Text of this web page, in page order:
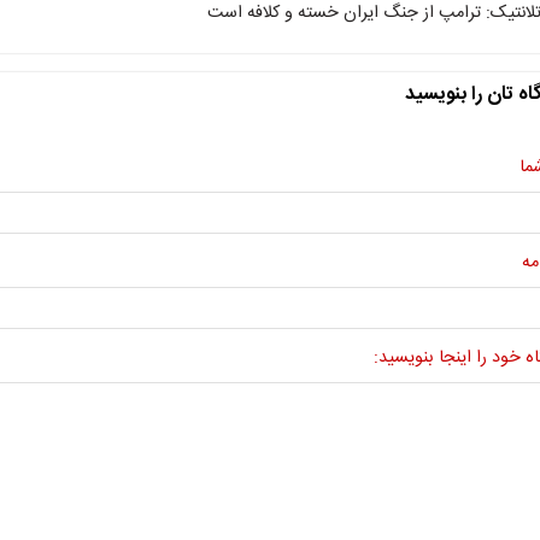
ترامپ از جنگ ایران خسته و کلافه است
تان را بنویسید
خود را اینجا بنویسید: